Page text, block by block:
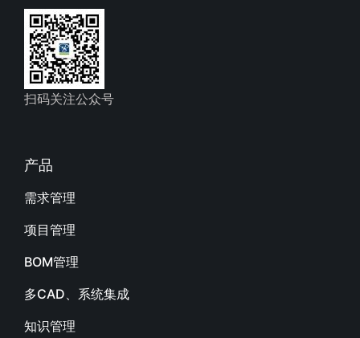
扫码关注公众号
产品
需求管理
项目管理
BOM管理
多CAD、系统集成
知识管理